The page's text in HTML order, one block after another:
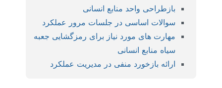
بازطراحی واحد منابع انسانی
سوالات اساسی در جلسات مرور عملکرد
مهارت های مورد نیاز برای رمزگشایی جعبه
سیاه منابع انسانی
ارائه بازخورد منفی در مدیریت عملکرد